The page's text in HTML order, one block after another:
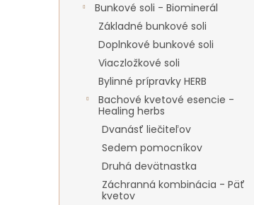
Bunkové soli - Biominerál
Základné bunkové soli
Doplnkové bunkové soli
Viaczložkové soli
Bylinné prípravky HERB
Bachové kvetové esencie -
Healing herbs
Dvanásť liečiteľov
Sedem pomocníkov
Druhá devätnastka
Záchranná kombinácia - Päť
kvetov